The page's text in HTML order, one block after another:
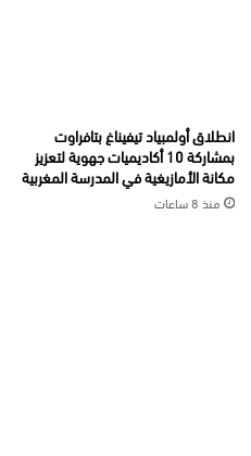
انطلاق أولمبياد تيفيناغ بتافراوت
بمشاركة 10 أكاديميات جهوية لتعزيز
مكانة الأمازيغية في المدرسة المغربية
منذ 8 ساعات